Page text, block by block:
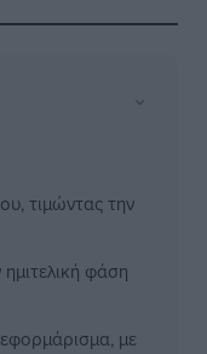
⌄
τιμώντας την
φάση
με